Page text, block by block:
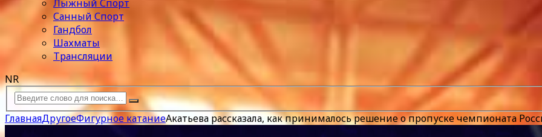
Лыжный Спорт
Санный Спорт
Гандбол
Шахматы
Трансляции
NR
ГлавнаяДругоеФигурное катаниеАкатьева рассказала, как принималось решение о пропуске чемпионата